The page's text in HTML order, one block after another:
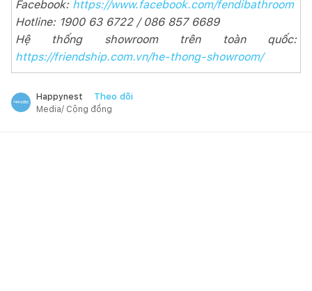
Facebook: https://www.facebook.com/fendibathroom
Hotline: 1900 63 6722 / 086 857 6689
Hệ thống showroom trên toàn quốc:
https://friendship.com.vn/he-thong-showroom/
Happynest Theo dõi
Media/ Cộng đồng